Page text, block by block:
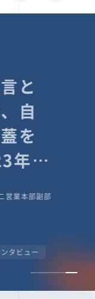
と
自
を
年度
二営業本部副部
ンタビュー